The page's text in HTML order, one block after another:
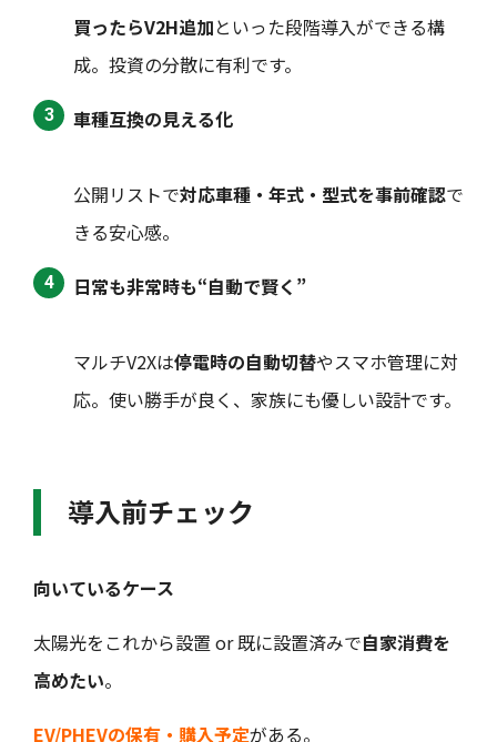
買ったらV2H追加といった段階導入ができる構
成。投資の分散に有利です。
車種互換の見える化
公開リストで対応車種・年式・型式を事前確認で
きる安心感。
日常も非常時も“自動で賢く”
マルチV2Xは停電時の自動切替やスマホ管理に対
応。使い勝手が良く、家族にも優しい設計です。
導入前チェック
向いているケース
太陽光をこれから設置 or 既に設置済みで自家消費を
高めたい。
EV/PHEVの保有・購入予定がある。